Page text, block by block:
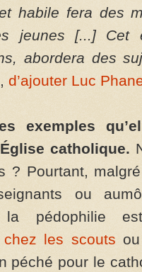
habile fera des
jeunes [...] Cet
abordera des
d’ajouter Luc
exemples
catholique.
? Pourtant,
ou
la pédophilie
chez les scouts
péché pour le